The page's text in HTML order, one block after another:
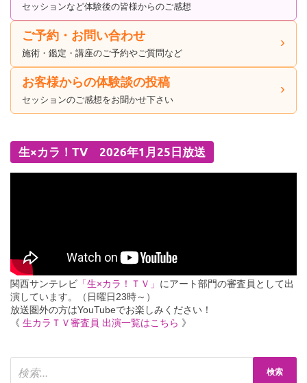
セッションなど体験後の皆様からのご感想
ご予約・お問い合わせ
施術・鑑定・講座のご予約やご質問など
お客様からの体験談の投稿
セッションのご感想をお聞かせ下さい
生×カラ！TV 2026年1月25日放送
関西サンテレビ 「生×カラ！ＴＶ」 にアート部門の審査員として出
演しています。（日曜日23時～）
放送圏外の方はYouTubeでお楽しみください！
《 生カラＴＶ審査員 出演一覧はこちら 》